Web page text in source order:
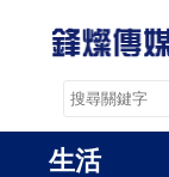
生活